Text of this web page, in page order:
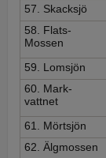
57. Skacksjö
58. Flats-
Mossen
59. Lomsjön
60. Mark-
vattnet
61. Mörtsjön
62. Älgmossen